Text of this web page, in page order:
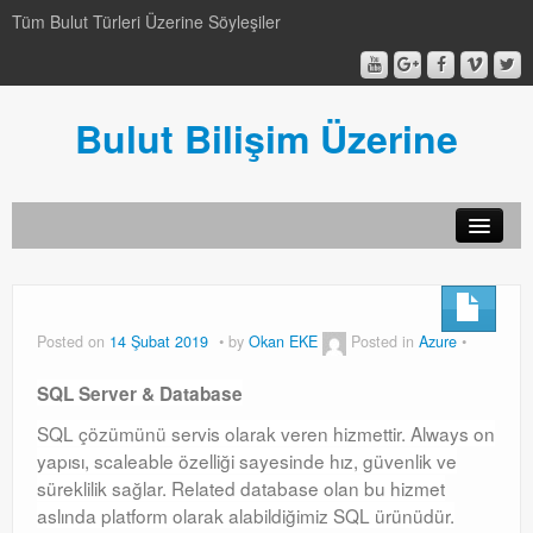
Tüm Bulut Türleri Üzerine Söyleşiler
Bulut Bilişim Üzerine
Video-Webcast-Seminer
Video-Webcast-Seminer
Posted on 14 Şubat 2019 by Okan EKE Posted in Azure
SQL Server & Database
SQL çözümünü servis olarak veren hizmettir. Always on
yapısı, scaleable özelliği sayesinde hız, güvenlik ve
süreklilik sağlar. Related database olan bu hizmet
aslında platform olarak alabildiğimiz SQL ürünüdür.